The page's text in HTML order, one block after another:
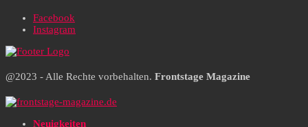
Facebook
Instagram
@2023 - Alle Rechte vorbehalten. Frontstage Magazine
Neuigkeiten